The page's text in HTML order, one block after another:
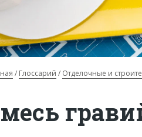
Глоссарий Отделочные и